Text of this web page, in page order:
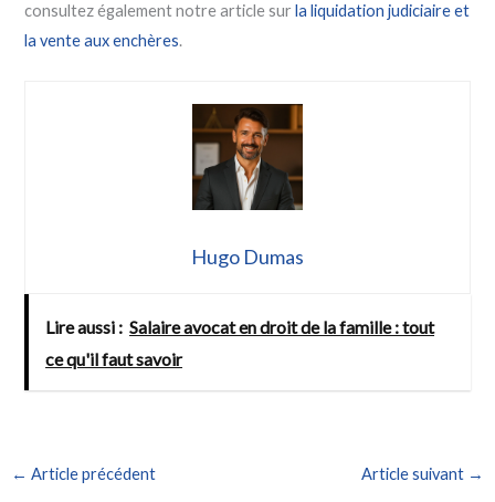
consultez également notre article surla liquidation judiciaire et
la vente aux enchères.
Hugo Dumas
Lire aussi : Salaire avocat en droit de la famille : tout
ce qu'il faut savoir
← Article précédent Article suivant →